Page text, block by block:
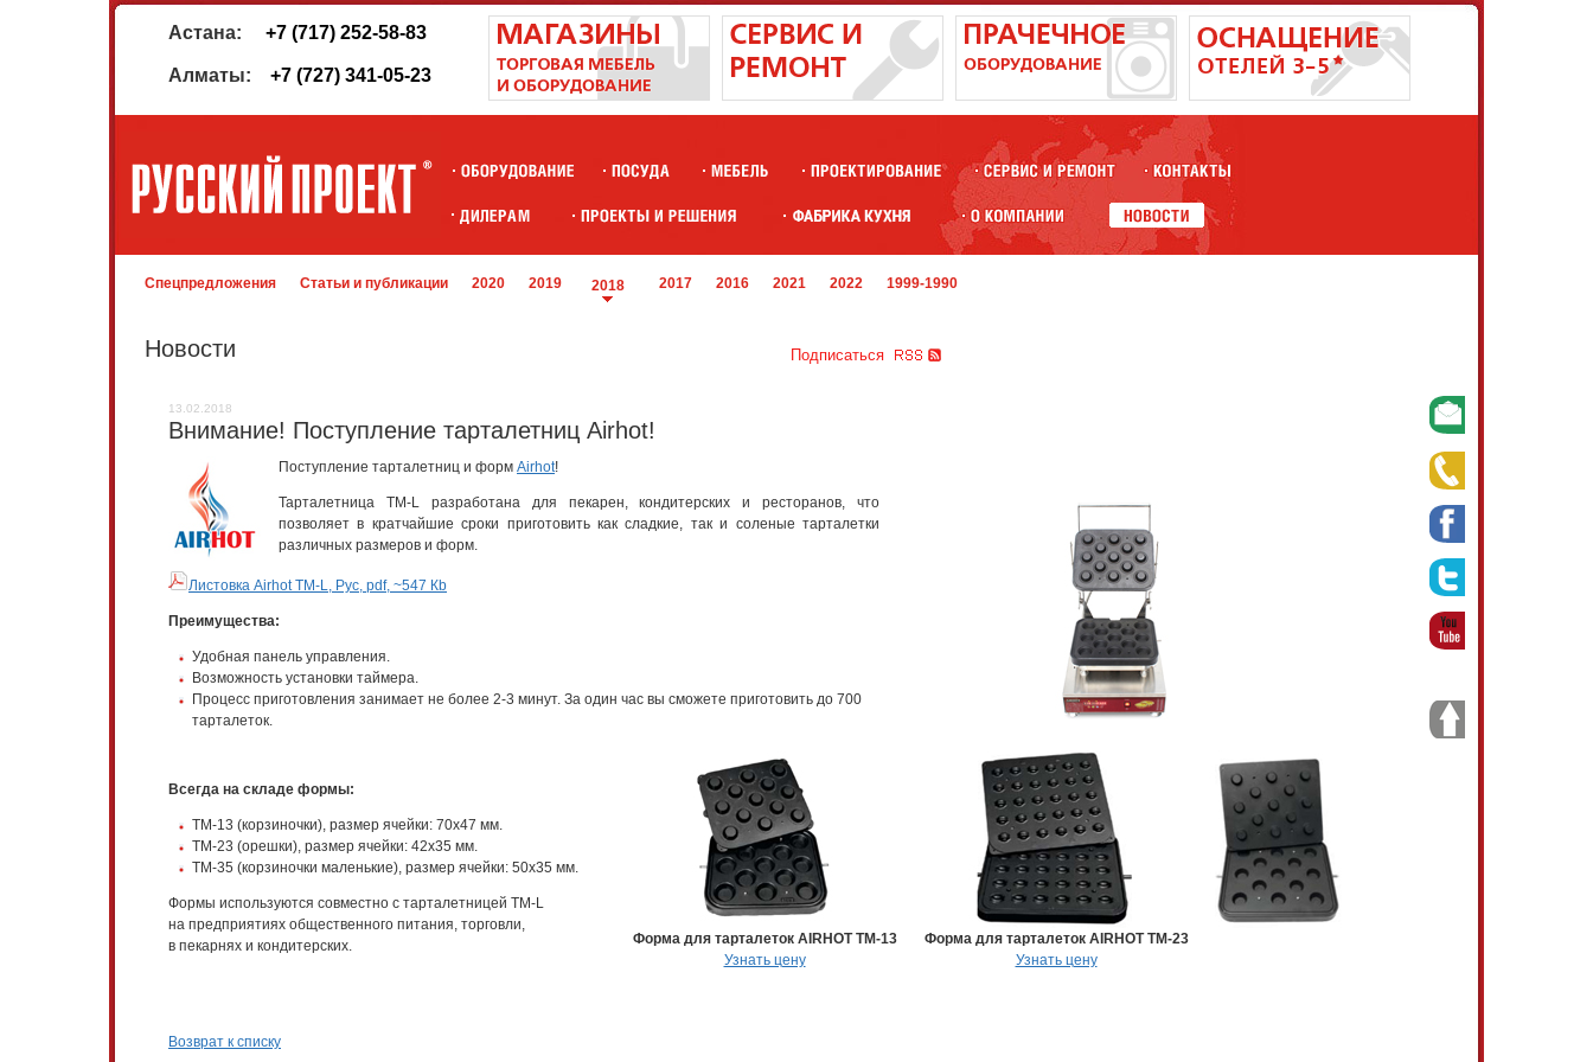
Астана: +7 (717) 252-58-83
Алматы: +7 (727) 341-05-23
Спецпредложения Статьи и публикации 2020 2019 2018 2017 2016 2021 2022 1999-1990
Новости Подписаться
13.02.2018
Внимание! Поступление тарталетниц Airhot!
Поступление тарталетниц и форм Airhot!
Тарталетница TM-L разработана для пекарен, кондитерских и ресторанов, что
позволяет в кратчайшие сроки приготовить как сладкие, так и соленые тарталетки
различных размеров и форм.
Листовка Airhot TM-L, Рус, pdf, ~547 Кb
Преимущества:
Удобная панель управления.
Возможность установки таймера.
Процесс приготовления занимает не более 2-3 минут. За один час вы сможете приготовить до 700
тарталеток.
Всегда на складе формы:
TM-13 (корзиночки), размер ячейки: 70х47 мм.
TM-23 (орешки), размер ячейки: 42х35 мм.
TM-35 (корзиночки маленькие), размер ячейки: 50x35 мм.
Формы используются совместно с тарталетницей TM-L
на предприятиях общественного питания, торговли,
в пекарнях и кондитерских.
Форма для тарталеток AIRHOT TM-13
Узнать цену
Форма для тарталеток AIRHOT TM-23
Узнать цену
Возврат к списку